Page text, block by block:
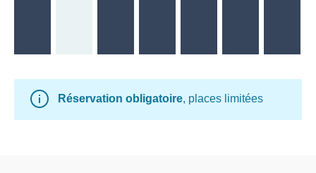
Réservation obligatoire, places limitées